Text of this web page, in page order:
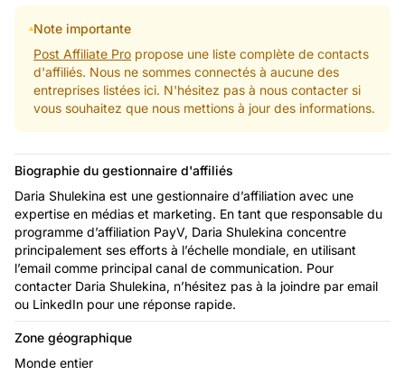
Note importante
Post Affiliate Pro propose une liste complète de contacts
d'affiliés. Nous ne sommes connectés à aucune des
entreprises listées ici. N'hésitez pas à nous contacter si
vous souhaitez que nous mettions à jour des informations.
Biographie du gestionnaire d'affiliés
Daria Shulekina est une gestionnaire d’affiliation avec une
expertise en médias et marketing. En tant que responsable du
programme d’affiliation PayV, Daria Shulekina concentre
principalement ses efforts à l’échelle mondiale, en utilisant
l’email comme principal canal de communication. Pour
contacter Daria Shulekina, n’hésitez pas à la joindre par email
ou LinkedIn pour une réponse rapide.
Zone géographique
Monde entier